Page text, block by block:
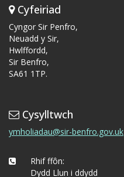
Cyfeiriad
Cyngor Sir Penfro,
Neuadd y Sir,
Hwlffordd,
Sir Benfro,
SA61 1TP.
Cysylltwch
ymholiadau@sir-benfro.gov.uk
Rhif ffôn:
Dydd Llun i ddydd